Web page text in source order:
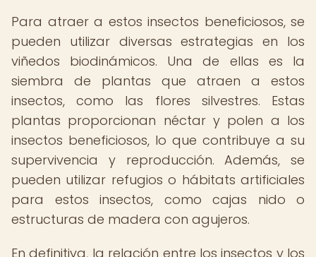
Para atraer a estos insectos beneficiosos, se
pueden utilizar diversas estrategias en los
viñedos biodinámicos. Una de ellas es la
siembra de plantas que atraen a estos
insectos, como las flores silvestres. Estas
plantas proporcionan néctar y polen a los
insectos beneficiosos, lo que contribuye a su
supervivencia y reproducción. Además, se
pueden utilizar refugios o hábitats artificiales
para estos insectos, como cajas nido o
estructuras de madera con agujeros.
En definitiva, la relación entre los insectos y los